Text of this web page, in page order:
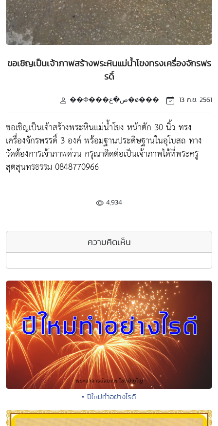
ขอเชิญเป็นเจ้าภาพสร้างพระหินแม่น้ำโขงทรงเครื่องจักรพร
รดิ์
��Ф���ص�ع�ø��� 13 ก.ย. 2561
ขอเชิญเป็นเจ้าสร้างพระหินแม่น้ำโขง หน้าตัก 30 นิ้ว ทรง
เครื่องจักรพรรดิ์ 3 องค์ พร้อมฐานประดิษฐานในอุโบสถ ทาง
วัดต้องการเจ้าภาพด่วน กรุณาติดต่อเป็นเจ้าภาพได้ที่พระครู
สุตสุนทรธรรม 0848770966
4,934
ความคิดเห็น
• ปีใหม่ทำอย่างไรดี